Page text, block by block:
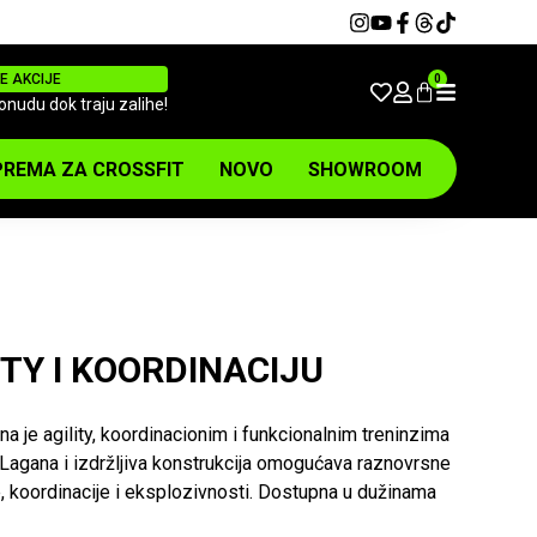
AKCIJE
dok traju zalihe!
0
ZA CROSSFIT NOVO SHOWROOM
I KOORDINACIJU
je agility, koordinacionim i funkcionalnim treninzima
i izdržljiva konstrukcija omogućava raznovrsne
i eksplozivnosti. Dostupna u dužinama